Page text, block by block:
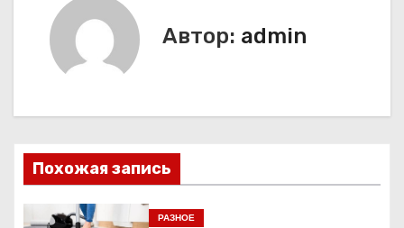
я
п
Автор: admin
Похожая запись
РАЗНОЕ